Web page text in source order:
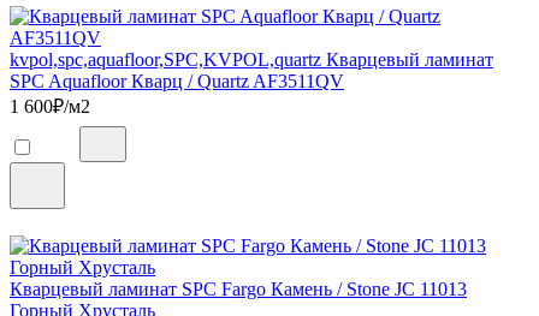
kvpol,spc,aquafloor,SPC,KVPOL,quartz Кварцевый ламинат
SPC Aquafloor Кварц / Quartz AF3511QV
1 600₽/м2
Кварцевый ламинат SPC Fargo Камень / Stone JC 11013
Горный Хрусталь